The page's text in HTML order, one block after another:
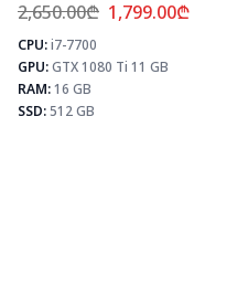
⚡ MAX FPS
CS2
133
PUBG
78
Fortnite
92
2,650.00₾ 1,799.00₾
CPU:i7-7700
GPU:GTX 1080 Ti 11 GB
RAM:16 GB
SSD:512 GB